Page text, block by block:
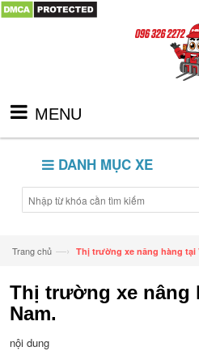
MENU
DANH MỤC XE
Trang chủ —› Thị trường xe nâng hàng tại
Thị trường xe nâng
Nam.
nội dung